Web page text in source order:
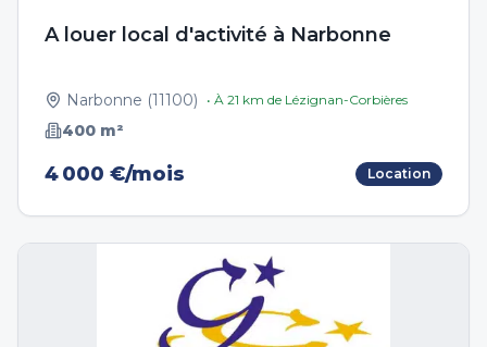
A louer local d'activité à Narbonne
Narbonne (11100) • À 21 km de Lézignan-Corbières
400 m²
4 000 €/mois Location